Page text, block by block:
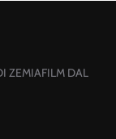
ZEMIAFILM DAL